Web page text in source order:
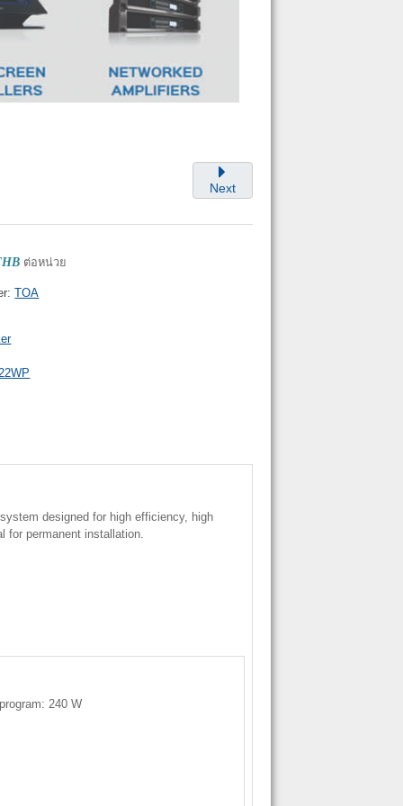
Next
ต่อหน่วย
TOA
designed for high efficiency, high
for permanent installation.
240 W